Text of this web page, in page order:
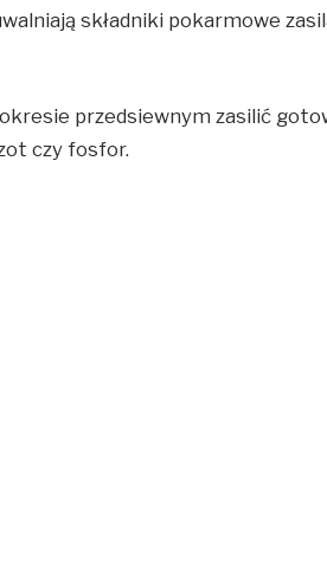
składniki pokarmowe
przedsiewnym zasilić
czy fosfor.